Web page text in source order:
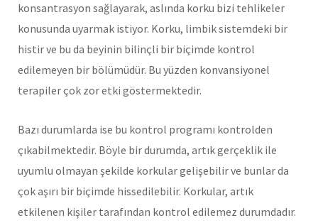
konsantrasyon sağlayarak, aslında korku bizi tehlikeler
konusunda uyarmak istiyor. Korku, limbik sistemdeki bir
histir ve bu da beyinin bilinçli bir biçimde kontrol
edilemeyen bir bölümüdür. Bu yüzden konvansiyonel
terapiler çok zor etki göstermektedir.
Bazı durumlarda ise bu kontrol programı kontrolden
çıkabilmektedir. Böyle bir durumda, artık gerçeklik ile
uyumlu olmayan şekilde korkular gelişebilir ve bunlar da
çok aşırı bir biçimde hissedilebilir. Korkular, artık
etkilenen kişiler tarafından kontrol edilemez durumdadır.